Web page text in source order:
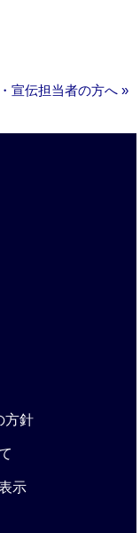
宣伝担当者の方へ »
方針
示